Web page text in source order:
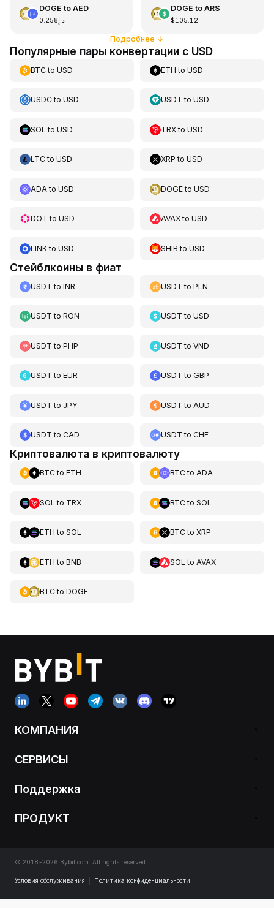
DOGE to AED
د.إ0.258
DOGE to ARS
$105.12
Подробнее ↓
Популярные пары конвертации с USD
BTCto USD ETH toUSD
USDCto USD USDT toUSD
SOL to USD TRXtoUSD
LTCto USD XRP toUSD
ADA to USD DOGEtoUSD
DOT to USD AVAXtoUSD
LINKto USD SHIB toUSD
Стейблкоины в фиат
USDT to INR USDT toPLN
USDT to RON USDT toUSD
USDT to PHP USDT toVND
USDT to EUR USDT toGBP
USDT to JPY USDT to AUD
USDT to CAD USDT toCHF
Криптовалюта в криптовалюту
BTCto ETH BTCto ADA
SOL to TRX BTCto SOL
ETH to SOL BTCto XRP
ETH to BNB SOL to AVAX
BTCto DOGE
КОМПАНИЯ
СЕРВИСЫ
Поддержка
ПРОДУКТ
© 2018-2026 Bybit.com. All rights reserved.
Условия обслуживания Политика конфиденциальности